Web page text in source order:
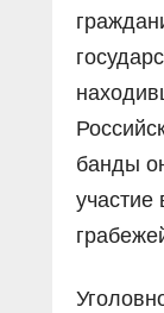
банды
участие